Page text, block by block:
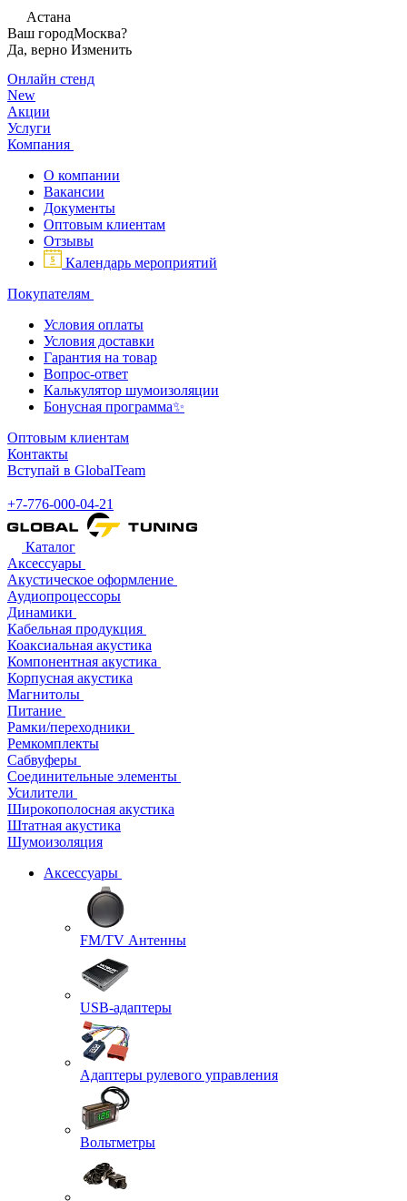
Астана
Ваш городМосква?
Да, верно Изменить
Онлайн стенд
New
Акции
Услуги
Компания
О компании
Вакансии
Документы
Оптовым клиентам
Отзывы
Календарь мероприятий
Покупателям
Условия оплаты
Условия доставки
Гарантия на товар
Вопрос-ответ
Калькулятор шумоизоляции
Бонусная программа✨
Оптовым клиентам
Контакты
Вступай в GlobalTeam
+7-776-000-04-21
Каталог
Аксессуары
Акустическое оформление
Аудиопроцессоры
Динамики
Кабельная продукция
Коаксиальная акустика
Компонентная акустика
Корпусная акустика
Магнитолы
Питание
Рамки/переходники
Ремкомплекты
Сабвуферы
Соединительные элементы
Усилители
Широкополосная акустика
Штатная акустика
Шумоизоляция
Аксессуары
FM/TV Антенны
USB-адаптеры
Адаптеры рулевого управления
Вольтметры